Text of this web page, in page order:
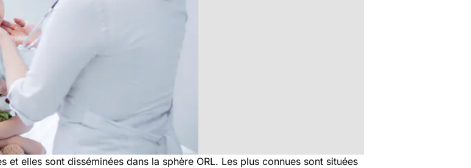
et elles sont disséminées dans la sphère ORL. Les plus connues sont situées